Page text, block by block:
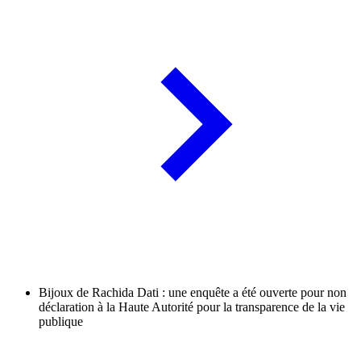
Bijoux de Rachida Dati : une enquête a été ouverte pour non
déclaration à la Haute Autorité pour la transparence de la vie
publique